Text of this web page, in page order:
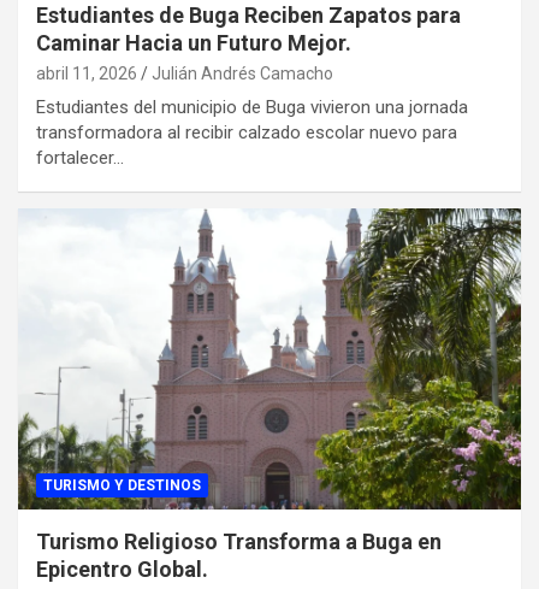
Estudiantes de Buga Reciben Zapatos para
Caminar Hacia un Futuro Mejor.
abril 11, 2026 Julián Andrés Camacho
Estudiantes del municipio de Buga vivieron una jornada
transformadora al recibir calzado escolar nuevo para
fortalecer…
TURISMO Y DESTINOS
Turismo Religioso Transforma a Buga en
Epicentro Global.